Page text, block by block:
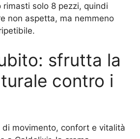
rimasti solo 8 pezzi, quindi
non aspetta, ma nemmeno
sfrutta la
contro i
di movimento, confort e vitalità